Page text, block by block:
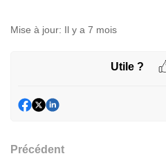
Mise à jour: Il y a 7 mois
Utile ?
Précédent